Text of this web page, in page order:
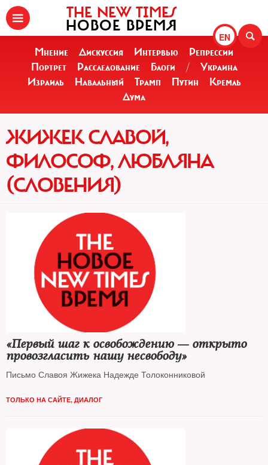
EN
THE NEW TIMES
НОВОЕ ВРЕМЯ
Мнение Дискуссия Интервью
Репрессии
Портрет
Расследование Блоги /
Украина
Израиль
Навальный Трамп Путин
Кремль
Дума
ЖИЖЕК СЛАВОЙ,
ФИЛОСОФ, ЛЮБЛЯНА
(СЛОВЕНИЯ)
«Первый шаг к освобождению — открыто
провозгласить нашу несвободу»
Письмо Славоя Жижека Надежде Толоконниковой
ТОЛЬКО НА САЙТЕ, ДИАЛОГ